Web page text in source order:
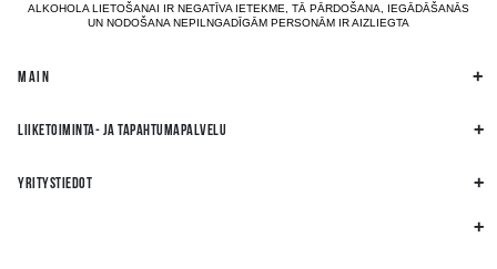
ALKOHOLA LIETOŠANAI IR NEGATĪVA IETEKME, TĀ PĀRDOŠANA, IEGĀDĀŠANĀS
UN NODOŠANA NEPILNGADĪGĀM PERSONĀM IR AIZLIEGTA
MAIN
LIIKETOIMINTA- JA TAPAHTUMAPALVELU
YRITYSTIEDOT